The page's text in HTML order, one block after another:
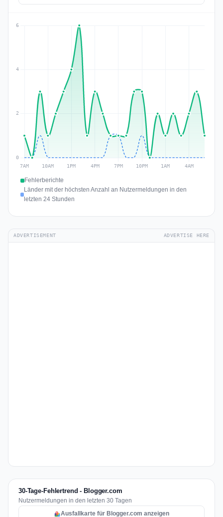
Fehlerberichte
Länder mit der höchsten Anzahl an Nutzermeldungen in den
letzten 24 Stunden
ADVERTISEMENT ADVERTISE HERE
30-Tage-Fehlertrend - Blogger.com
Nutzermeldungen in den letzten 30 Tagen
Ausfallkarte für Blogger.com anzeigen